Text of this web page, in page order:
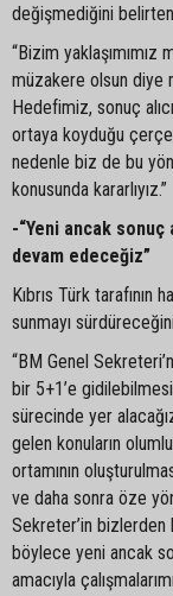
değişmediğini
“Bizim yaklaşımımız
müzakere olsun diye
Hedefimiz, sonuç
ortaya koyduğu
nedenle biz de bu
konusunda kararlıyız.”
-“Yeni ancak sonuç
devam edeceğiz”
Kıbrıs Türk tarafının
sunmayı
“BM Genel
bir 5+1’e
sürecinde yer
gelen konuların
ortamının
ve daha sonra öze
Sekreter’in bizlerden
böylece yeni ancak
amacıyla